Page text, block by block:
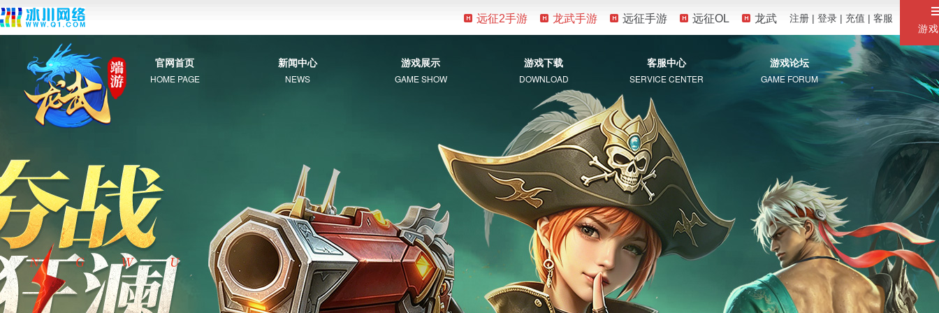
游
远征2手游 龙武手游 远征手游 远征OL 龙武 注册 | 登录 | 充值 | 客服
官网首页
HOME PAGE
新闻中心
NEWS
游戏展示
GAME SHOW
游戏下载
DOWNLOAD
客服中心
SERVICE CENTER
游戏论坛
GAME FORUM
客户端下载
补丁下载
常见问题
自助服务
常见问题
珍宝阁